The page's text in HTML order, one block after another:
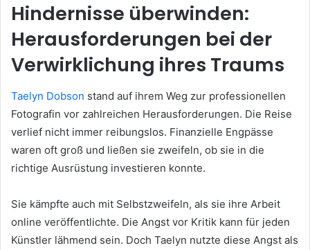
Hindernisse überwinden:
Herausforderungen bei der
Verwirklichung ihres Traums
Taelyn Dobson stand auf ihrem Weg zur professionellen
Fotografin vor zahlreichen Herausforderungen. Die Reise
verlief nicht immer reibungslos. Finanzielle Engpässe
waren oft groß und ließen sie zweifeln, ob sie in die
richtige Ausrüstung investieren konnte.
Sie kämpfte auch mit Selbstzweifeln, als sie ihre Arbeit
online veröffentlichte. Die Angst vor Kritik kann für jeden
Künstler lähmend sein. Doch Taelyn nutzte diese Angst als